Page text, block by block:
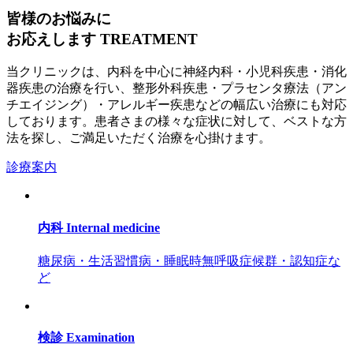
皆様のお悩みに
お応えします TREATMENT
当クリニックは、内科を中心に神経内科・小児科疾患・消化
器疾患の治療を行い、整形外科疾患・プラセンタ療法（アン
チエイジング）・アレルギー疾患などの幅広い治療にも対応
しております。患者さまの様々な症状に対して、ベストな方
法を探し、ご満足いただく治療を心掛けます。
診療案内
内科 Internal medicine
糖尿病・生活習慣病・睡眠時無呼吸症候群・認知症な
ど
検診 Examination